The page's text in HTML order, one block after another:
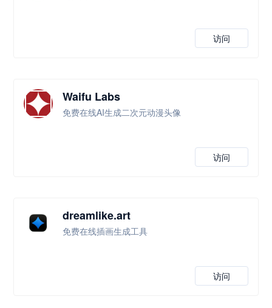
访问
Waifu Labs
免费在线AI生成二次元动漫头像
访问
dreamlike.art
免费在线插画生成工具
访问